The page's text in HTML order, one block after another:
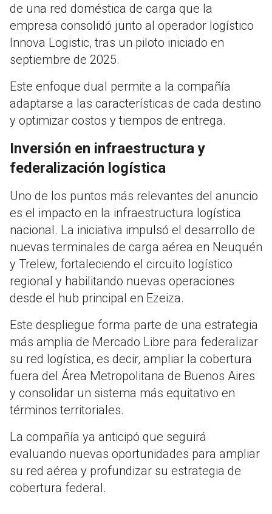
de una red doméstica de carga que la
empresa consolidó junto al operador logístico
Innova Logistic, tras un piloto iniciado en
septiembre de 2025.
Este enfoque dual permite a la compañía
adaptarse a las características de cada destino
y optimizar costos y tiempos de entrega.
Inversión en infraestructura y
federalización logística
Uno de los puntos más relevantes del anuncio
es el impacto en la infraestructura logística
nacional. La iniciativa impulsó el desarrollo de
nuevas terminales de carga aérea en Neuquén
y Trelew, fortaleciendo el circuito logístico
regional y habilitando nuevas operaciones
desde el hub principal en Ezeiza.
Este despliegue forma parte de una estrategia
más amplia de Mercado Libre para federalizar
su red logística, es decir, ampliar la cobertura
fuera del Área Metropolitana de Buenos Aires
y consolidar un sistema más equitativo en
términos territoriales.
La compañía ya anticipó que seguirá
evaluando nuevas oportunidades para ampliar
su red aérea y profundizar su estrategia de
cobertura federal.